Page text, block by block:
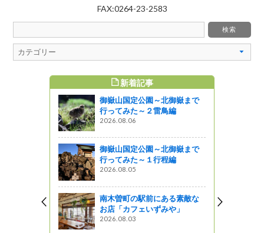
FAX:0264-23-2583
新着記事
御嶽山国定公園～北御嶽まで
行ってみた～２雷鳥編
2026.08.06
御嶽山国定公園～北御嶽まで
行ってみた～１行程編
2026.08.05
南木曽町の駅前にある素敵な
お店「カフェいずみや」
2026.08.03